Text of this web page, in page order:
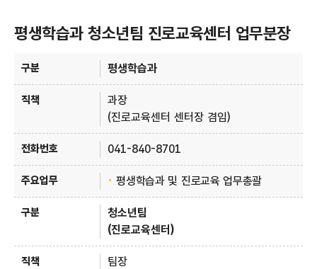
평생학습과 청소년팀 진로교육센터 업무분장
평생학습과
과장
(진로교육센터 센터장 겸임)
041-840-8701
평생학습과 및 진로교육 업무총괄
청소년팀
(진로교육센터)
팀장